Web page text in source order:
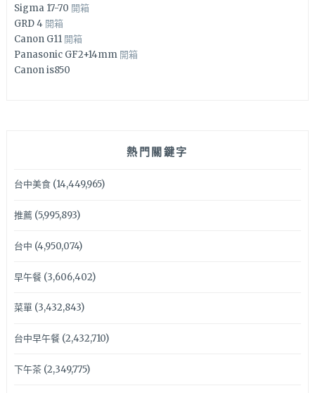
Sigma 17-70 開箱
GRD 4 開箱
Canon G11 開箱
Panasonic GF2+14mm 開箱
Canon is850
熱門關鍵字
台中美食(14,449,965)
推薦(5,995,893)
台中 (4,950,074)
早午餐(3,606,402)
菜單(3,432,843)
台中早午餐(2,432,710)
下午茶(2,349,775)